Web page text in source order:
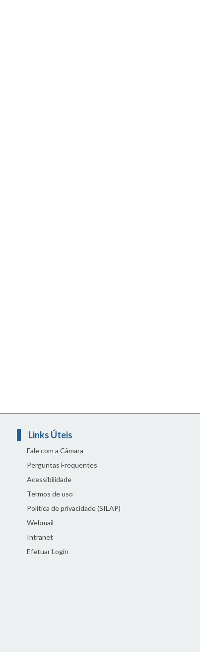
Links Úteis
Fale com a Câmara
Perguntas Frequentes
Acessibilidade
Termos de uso
Política de privacidade (SILAP)
Webmail
Intranet
Efetuar Login